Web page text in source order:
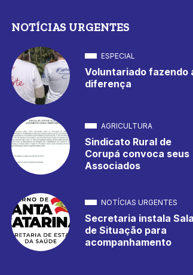
NOTÍCIAS URGENTES
ESPECIAL
Voluntariado fazendo
diferença
AGRICULTURA
Sindicato Rural de
Corupá convoca seus
Associados
NOTÍCIAS URGENTES
Secretaria instala Sala
de Situação para
acompanhamento